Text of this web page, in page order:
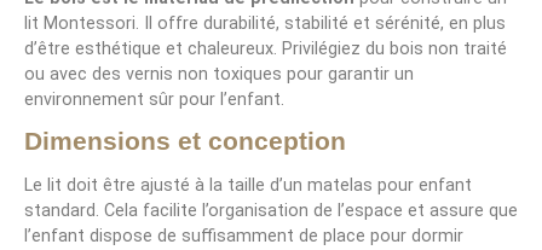
lit Montessori. Il offre durabilité, stabilité et sérénité, en plus
d’être esthétique et chaleureux. Privilégiez du bois non traité
ou avec des vernis non toxiques pour garantir un
environnement sûr pour l’enfant.
Dimensions et conception
Le lit doit être ajusté à la taille d’un matelas pour enfant
standard. Cela facilite l’organisation de l’espace et assure que
l’enfant dispose de suffisamment de place pour dormir